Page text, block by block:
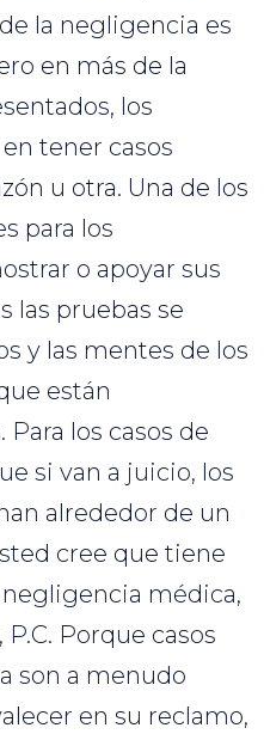
la negligencia es
en más de la
los
tener casos
u otra. Una de los
para los
o apoyar sus
las pruebas se
y las mentes de los
están
los casos de
si van a juicio, los
alrededor de un
cree que tiene
médica,
Porque casos
son a menudo
en su reclamo,